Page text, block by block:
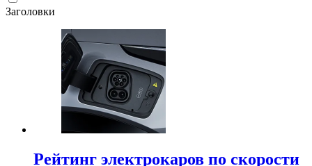
Заголовки
Рейтинг электрокаров по скорости